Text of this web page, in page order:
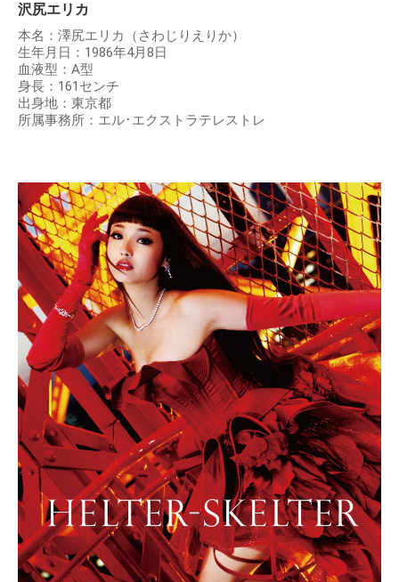
沢尻エリカ
本名：澤尻エリカ（さわじりえりか）
生年月日：1986年4月8日
血液型：A型
身長：161センチ
出身地：東京都
所属事務所：エル･エクストラテレストレ